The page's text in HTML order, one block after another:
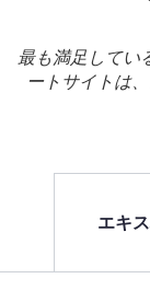
最も満足してい
ートサイトは
エキ